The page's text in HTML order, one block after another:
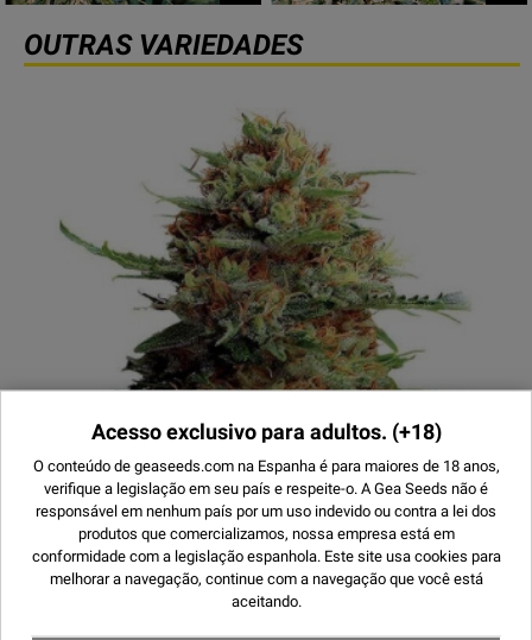
OUTRAS VARIEDADES
Acesso exclusivo para adultos. (+18)
O conteúdo de geaseeds.com na Espanha é para maiores de 18 anos,
verifique a legislação em seu país e respeite-o. A Gea Seeds não é
responsável em nenhum país por um uso indevido ou contra a lei dos
produtos que comercializamos, nossa empresa está em
conformidade com a legislação espanhola. Este site usa cookies para
melhorar a navegação, continue com a navegação que você está
aceitando.